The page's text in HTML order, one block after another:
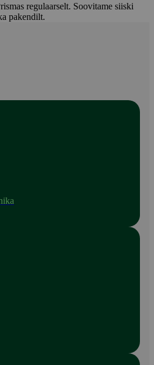
regulaarselt. Soovitame siiski
pakendilt.